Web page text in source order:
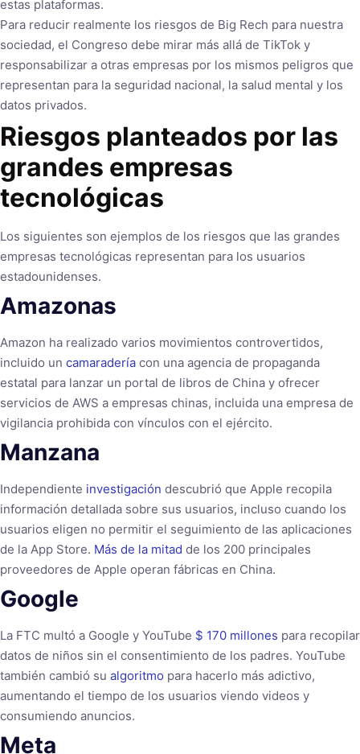
estas plataformas.
Para reducir realmente los riesgos de Big Rech para nuestra
sociedad, el Congreso debe mirar más allá de TikTok y
responsabilizar a otras empresas por los mismos peligros que
representan para la seguridad nacional, la salud mental y los
datos privados.
Riesgos planteados por las
grandes empresas
tecnológicas
Los siguientes son ejemplos de los riesgos que las grandes
empresas tecnológicas representan para los usuarios
estadounidenses.
Amazonas
Amazon ha realizado varios movimientos controvertidos,
incluido un camaradería con una agencia de propaganda
estatal para lanzar un portal de libros de China y ofrecer
servicios de AWS a empresas chinas, incluida una empresa de
vigilancia prohibida con vínculos con el ejército.
Manzana
Independiente investigación descubrió que Apple recopila
información detallada sobre sus usuarios, incluso cuando los
usuarios eligen no permitir el seguimiento de las aplicaciones
de la App Store. Más de la mitad de los 200 principales
proveedores de Apple operan fábricas en China.
Google
La FTC multó a Google y YouTube $ 170 millones para recopilar
datos de niños sin el consentimiento de los padres. YouTube
también cambió su algoritmo para hacerlo más adictivo,
aumentando el tiempo de los usuarios viendo videos y
consumiendo anuncios.
Meta